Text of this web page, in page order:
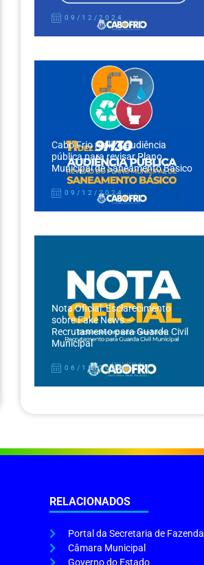
09/12/2024
Cabo Frio realiza audiência
pública para revisar Plano
Municipal de Saneamento Básico
09/12/2024
Nota Oficial: Esclarecimento
sobre Fake News –
Recrutamento para Guarda Civil
Municipal
06/12/2024
RELACIONADOS
Portal da Secretaria de Fazenda
Câmara Municipal
Governo do Estado